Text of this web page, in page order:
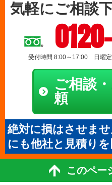
気軽にご相談
受付時間 8:00～17:00 日曜
ご相談
頼
絶対に損はさせま
にも他社と見積り
このペー